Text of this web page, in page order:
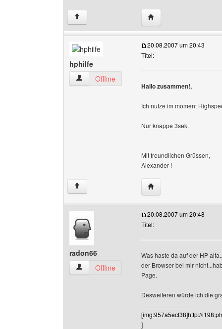
↑ Website dieses
hphilfe
hphilfe Benutzer-Profile anzeigen
Offline
20.08.2007 um 20:43
Titel:
Hallo zusammen!,
Ich nutze im moment
Nur knappe 3sek.
Mit freundlichen Grüssen,
Alexander !
↑ Website dieses
radon66
radon66 Benutzer-Profile anzeigen
Offline
20.08.2007 um 20:48
Titel:
Was haste da auf der HP
der Browser bei mir
Page.
Desweiteren würde ich die
[img:957a5ecf38]http://
]